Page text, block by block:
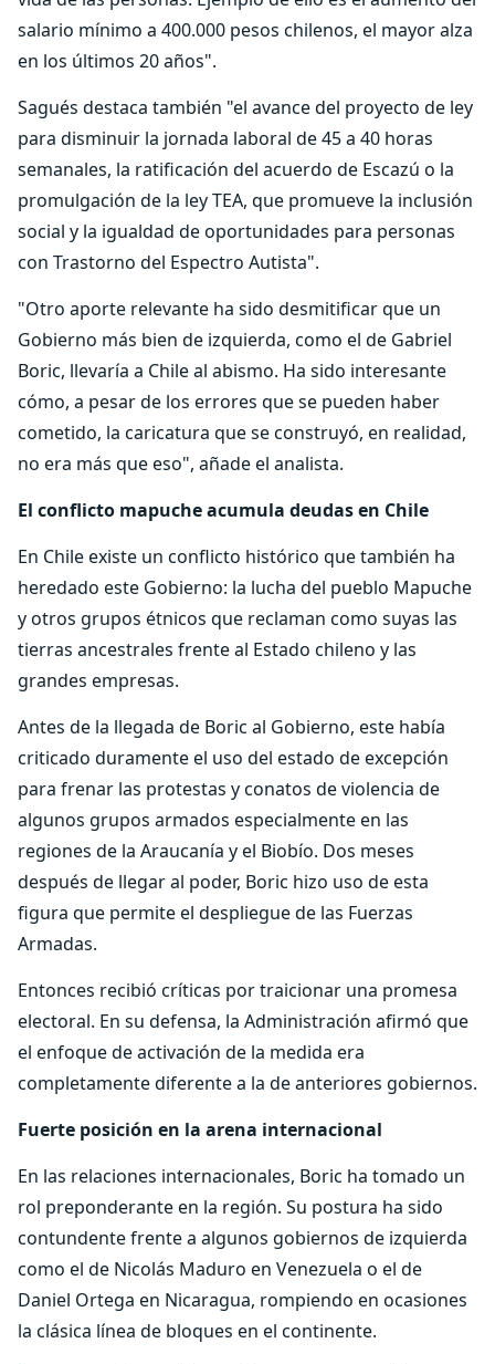
salario mínimo a 400.000 pesos chilenos, el mayor alza
en los últimos 20 años".
Sagués destaca también "el avance del proyecto de ley
para disminuir la jornada laboral de 45 a 40 horas
semanales, la ratificación del acuerdo de Escazú o la
promulgación de la ley TEA, que promueve la inclusión
social y la igualdad de oportunidades para personas
con Trastorno del Espectro Autista".
"Otro aporte relevante ha sido desmitificar que un
Gobierno más bien de izquierda, como el de Gabriel
Boric, llevaría a Chile al abismo. Ha sido interesante
cómo, a pesar de los errores que se pueden haber
cometido, la caricatura que se construyó, en realidad,
no era más que eso", añade el analista.
El conflicto mapuche acumula deudas en Chile
En Chile existe un conflicto histórico que también ha
heredado este Gobierno: la lucha del pueblo Mapuche
y otros grupos étnicos que reclaman como suyas las
tierras ancestrales frente al Estado chileno y las
grandes empresas.
Antes de la llegada de Boric al Gobierno, este había
criticado duramente el uso del estado de excepción
para frenar las protestas y conatos de violencia de
algunos grupos armados especialmente en las
regiones de la Araucanía y el Biobío. Dos meses
después de llegar al poder, Boric hizo uso de esta
figura que permite el despliegue de las Fuerzas
Armadas.
Entonces recibió críticas por traicionar una promesa
electoral. En su defensa, la Administración afirmó que
el enfoque de activación de la medida era
completamente diferente a la de anteriores gobiernos.
Fuerte posición en la arena internacional
En las relaciones internacionales, Boric ha tomado un
rol preponderante en la región. Su postura ha sido
contundente frente a algunos gobiernos de izquierda
como el de Nicolás Maduro en Venezuela o el de
Daniel Ortega en Nicaragua, rompiendo en ocasiones
la clásica línea de bloques en el continente.